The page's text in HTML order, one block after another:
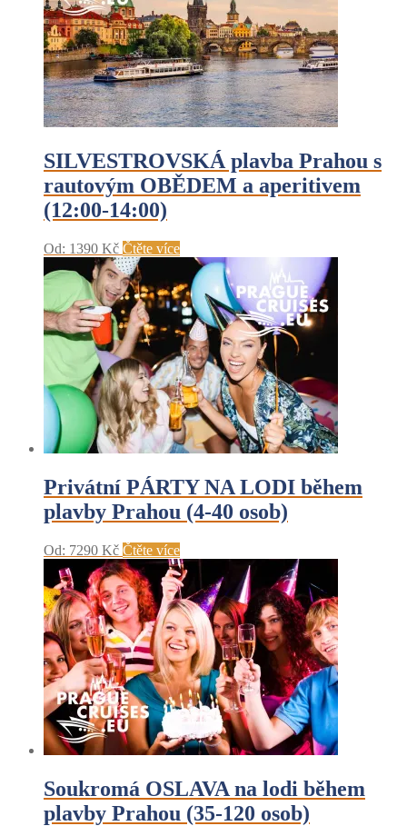
SILVESTROVSKÁ plavba Prahou s
rautovým OBĚDEM a aperitivem
(12:00-14:00)
Od: 1390 Kč Čtěte více
Privátní PÁRTY NA LODI během
plavby Prahou (4-40 osob)
Od: 7290 Kč Čtěte více
Soukromá OSLAVA na lodi během
plavby Prahou (35-120 osob)